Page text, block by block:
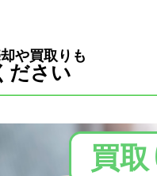
や買取りも
ださい
買